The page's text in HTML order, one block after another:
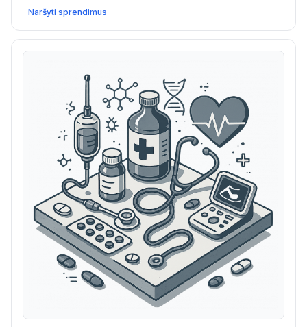
klinikų veiklą bei pagerina pacientų prieigą ir duomenų
saugumą.
Naršyti sprendimus